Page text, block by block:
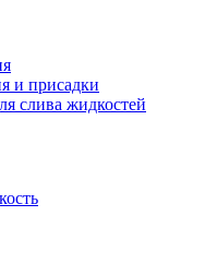
и присадки
слива жидкостей